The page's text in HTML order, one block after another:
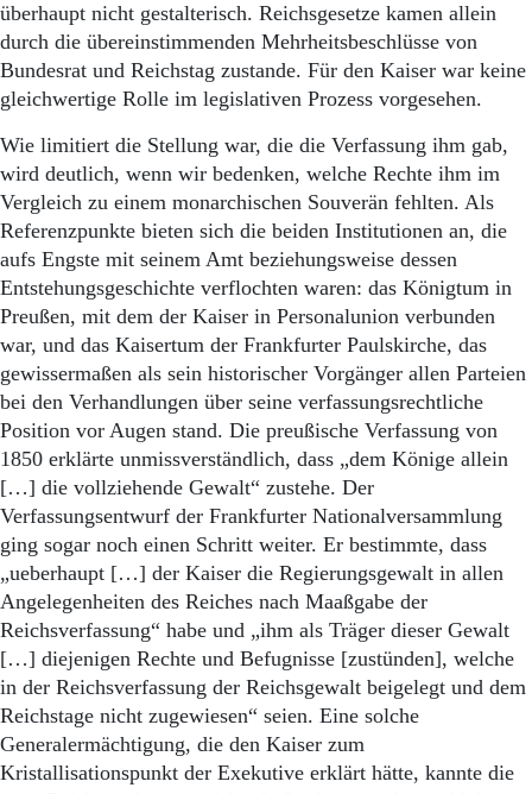
überhaupt nicht gestalterisch. Reichsgesetze kamen allein
durch die übereinstimmenden Mehrheitsbeschlüsse von
Bundesrat und Reichstag zustande. Für den Kaiser war keine
gleichwertige Rolle im legislativen Prozess vorgesehen.
Wie limitiert die Stellung war, die die Verfassung ihm gab,
wird deutlich, wenn wir bedenken, welche Rechte ihm im
Vergleich zu einem monarchischen Souverän fehlten. Als
Referenzpunkte bieten sich die beiden Institutionen an, die
aufs Engste mit seinem Amt beziehungsweise dessen
Entstehungsgeschichte verflochten waren: das Königtum in
Preußen, mit dem der Kaiser in Personalunion verbunden
war, und das Kaisertum der Frankfurter Paulskirche, das
gewissermaßen als sein historischer Vorgänger allen Parteien
bei den Verhandlungen über seine verfassungsrechtliche
Position vor Augen stand. Die preußische Verfassung von
1850 erklärte unmissverständlich, dass „dem Könige allein
[…] die vollziehende Gewalt“ zustehe. Der
Verfassungsentwurf der Frankfurter Nationalversammlung
ging sogar noch einen Schritt weiter. Er bestimmte, dass
„ueberhaupt […] der Kaiser die Regierungsgewalt in allen
Angelegenheiten des Reiches nach Maaßgabe der
Reichsverfassung“ habe und „ihm als Träger dieser Gewalt
[…] diejenigen Rechte und Befugnisse [zustünden], welche
in der Reichsverfassung der Reichsgewalt beigelegt und dem
Reichstage nicht zugewiesen“ seien. Eine solche
Generalermächtigung, die den Kaiser zum
Kristallisationspunkt der Exekutive erklärt hätte, kannte die